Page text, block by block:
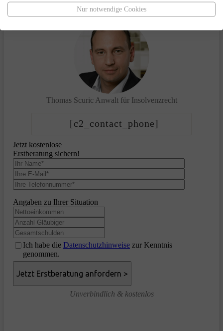
Wir helfen Ihnen gerne!
Thomas Scuric Anwalt für Insolvenzrecht
[c2_contact_phone]
Jetzt kostenlose
Erstberatung sichern!
Angaben zu Ihrer Situation
Ich habe die Datenschutzhinweise zur Kenntnis
genommen.
Unverbindlich & kostenlos
Nur notwendige Cookies